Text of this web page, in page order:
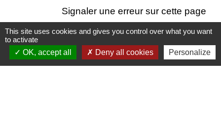
Signaler une erreur sur cette page
Nous contacter
This site uses cookies and gives you control over what you want
to activate
OK, accept all
Deny all cookies Personalize